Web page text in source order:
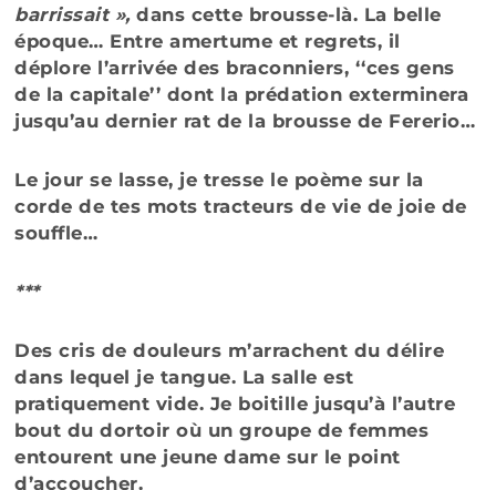
barrissait »,dans cette brousse-là. La belle
époque… Entre amertume et regrets, il
déplore l’arrivée des braconniers, ‘‘ces gens
de la capitale’’ dont la prédation exterminera
jusqu’au dernier rat de la brousse de Fererio…
Le jour se lasse, je tresse le poème sur la
corde de tes mots tracteurs de vie de joie de
souffle…
***
Des cris de douleurs m’arrachent du délire
dans lequel je tangue. La salle est
pratiquement vide. Je boitille jusqu’à l’autre
bout du dortoir où un groupe de femmes
entourent une jeune dame sur le point
d’accoucher.